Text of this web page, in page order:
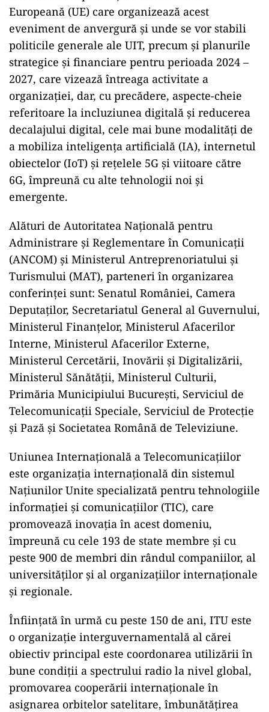
Europeană (UE) care organizează acest
eveniment de anvergură şi unde se vor stabili
politicile generale ale UIT, precum şi planurile
strategice şi financiare pentru perioada 2024 –
2027, care vizează întreaga activitate a
organizaţiei, dar, cu precădere, aspecte-cheie
referitoare la incluziunea digitală şi reducerea
decalajului digital, cele mai bune modalităţi de
a mobiliza inteligenţa artificială (IA), internetul
obiectelor (IoT) şi reţelele 5G şi viitoare către
6G, împreună cu alte tehnologii noi şi
emergente.
Alături de Autoritatea Naţională pentru
Administrare şi Reglementare în Comunicaţii
(ANCOM) şi Ministerul Antreprenoriatului şi
Turismului (MAT), parteneri în organizarea
conferinţei sunt: Senatul României, Camera
Deputaţilor, Secretariatul General al Guvernului,
Ministerul Finanţelor, Ministerul Afacerilor
Interne, Ministerul Afacerilor Externe,
Ministerul Cercetării, Inovării şi Digitalizării,
Ministerul Sănătăţii, Ministerul Culturii,
Primăria Municipiului Bucureşti, Serviciul de
Telecomunicaţii Speciale, Serviciul de Protecţie
şi Pază şi Societatea Română de Televiziune.
Uniunea Internaţională a Telecomunicaţiilor
este organizaţia internaţională din sistemul
Naţiunilor Unite specializată pentru tehnologiile
informaţiei şi comunicaţiilor (TIC), care
promovează inovaţia în acest domeniu,
împreună cu cele 193 de state membre şi cu
peste 900 de membri din rândul companiilor, al
universităţilor şi al organizaţiilor internaţionale
şi regionale.
Înfiinţată în urmă cu peste 150 de ani, ITU este
o organizaţie interguvernamentală al cărei
obiectiv principal este coordonarea utilizării în
bune condiţii a spectrului radio la nivel global,
promovarea cooperării internaţionale în
asignarea orbitelor satelitare, îmbunătăţirea